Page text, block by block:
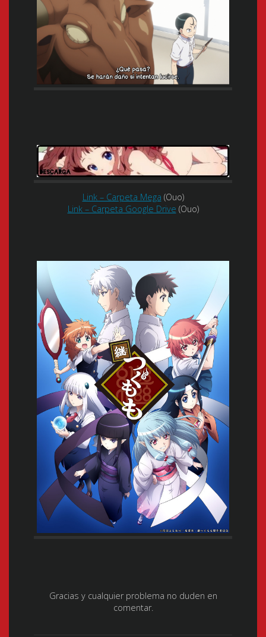
Link – Carpeta Mega (Ouo)
Link – Carpeta Google Drive (Ouo)
Gracias y cualquier problema no duden en
comentar.